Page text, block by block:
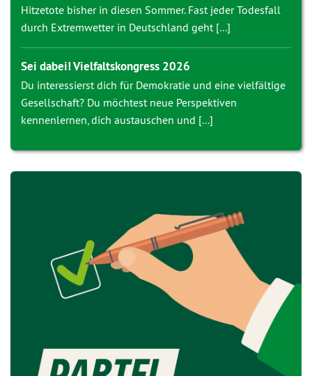
Hitzetote bisher in diesen Sommer. Fast jeder Todesfall
durch Extremwetter in Deutschland geht [...]
Sei dabei! Vielfaltskongress 2026
Du interessierst dich für Demokratie und eine vielfältige
Gesellschaft? Du möchtest neue Perspektiven
kennenlernen, dich austauschen und [...]